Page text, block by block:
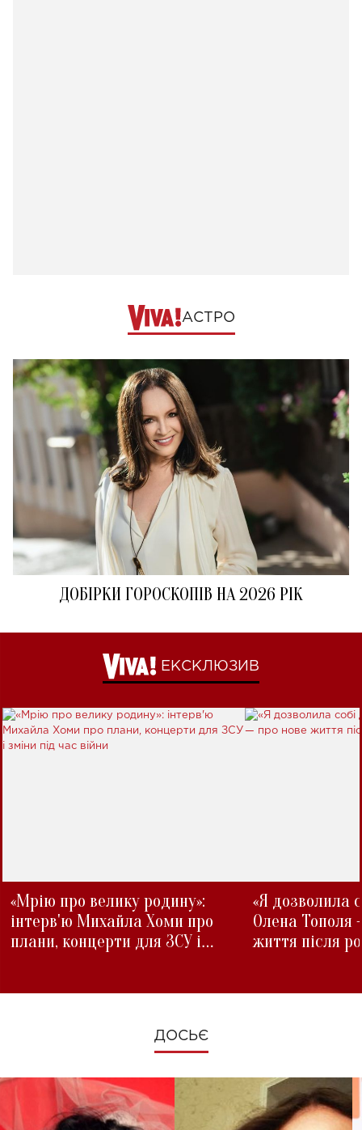
АСТРО
ДОБІРКИ ГОРОСКОПІВ НА 2026 РІК
ЕКСКЛЮЗИВ
«Мрію про велику родину»:
інтерв'ю Михайла Хоми про
плани, концерти для ЗСУ і
«Я дозволила
Олена Тополя
життя після
ДОСЬЄ